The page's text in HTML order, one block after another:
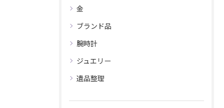
金
ブランド品
腕時計
ジュエリー
遺品整理